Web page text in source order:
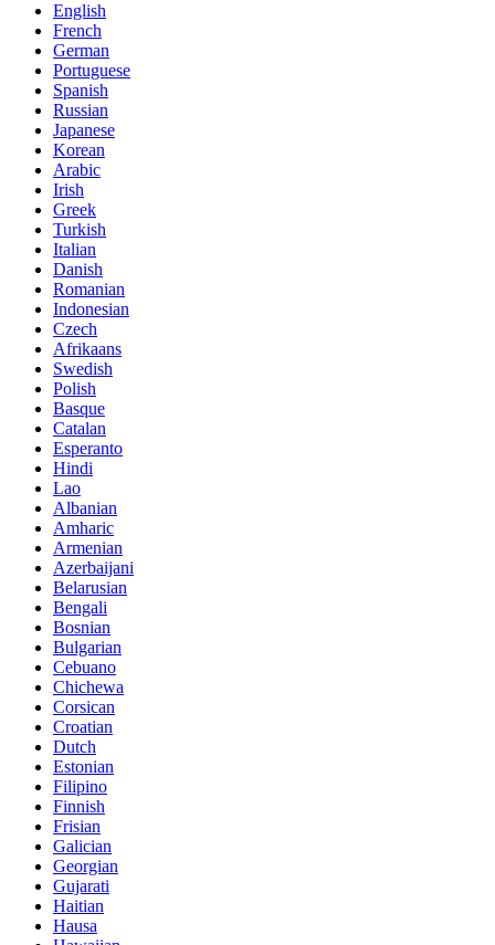
English
French
German
Portuguese
Spanish
Russian
Japanese
Korean
Arabic
Irish
Greek
Turkish
Italian
Danish
Romanian
Indonesian
Czech
Afrikaans
Swedish
Polish
Basque
Catalan
Esperanto
Hindi
Lao
Albanian
Amharic
Armenian
Azerbaijani
Belarusian
Bengali
Bosnian
Bulgarian
Cebuano
Chichewa
Corsican
Croatian
Dutch
Estonian
Filipino
Finnish
Frisian
Galician
Georgian
Gujarati
Haitian
Hausa